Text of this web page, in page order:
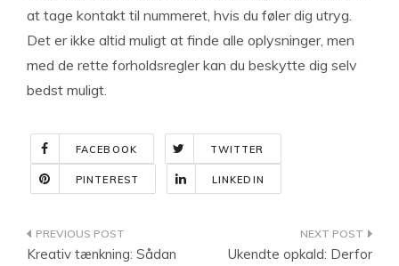
at tage kontakt til nummeret, hvis du føler dig utryg.
Det er ikke altid muligt at finde alle oplysninger, men
med de rette forholdsregler kan du beskytte dig selv
bedst muligt.
FACEBOOK TWITTER
PINTEREST LINKEDIN
Indlægsnavigation
Kreativ tænkning: Sådan
Ukendte opkald: Derfor